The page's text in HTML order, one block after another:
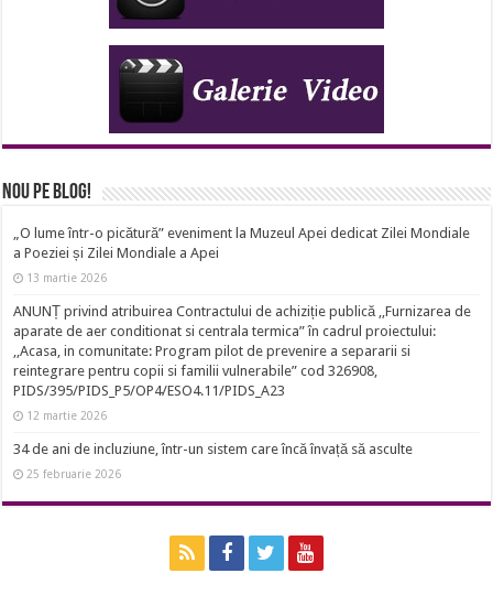
Nou pe Blog!
„O lume într-o picătură” eveniment la Muzeul Apei dedicat Zilei Mondiale
a Poeziei și Zilei Mondiale a Apei
13 martie 2026
ANUNȚ privind atribuirea Contractului de achiziție publică ,,Furnizarea de
aparate de aer conditionat si centrala termica” în cadrul proiectului:
,,Acasa, in comunitate: Program pilot de prevenire a separarii si
reintegrare pentru copii si familii vulnerabile” cod 326908,
PIDS/395/PIDS_P5/OP4/ESO4.11/PIDS_A23
12 martie 2026
34 de ani de incluziune, într-un sistem care încă învață să asculte
25 februarie 2026